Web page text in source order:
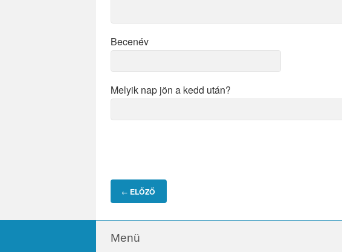
Becenév
Melyik nap jön a kedd után?
← ELŐZŐ
Menü